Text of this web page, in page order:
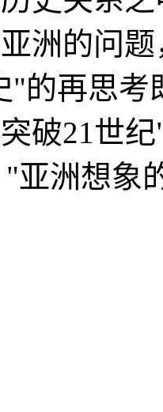
洲的问
"的再思考
破21世
亚洲想象